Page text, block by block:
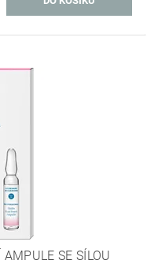
SE SÍLOU